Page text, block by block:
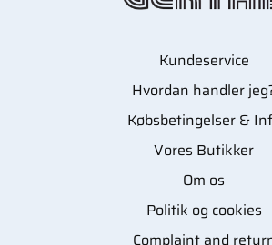
Kundeservice
Hvordan handler
Købsbetingelser &
Vores Butikker
Om os
Politik og cookies
Complaint and